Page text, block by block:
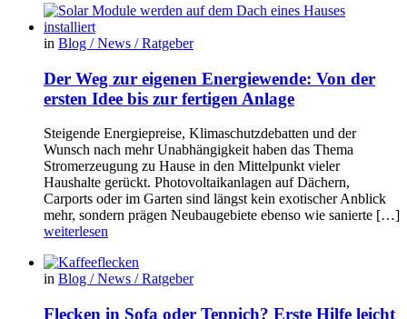
in Blog / News / Ratgeber
Der Weg zur eigenen Energiewende: Von der
ersten Idee bis zur fertigen Anlage
Steigende Energiepreise, Klimaschutzdebatten und der
Wunsch nach mehr Unabhängigkeit haben das Thema
Stromerzeugung zu Hause in den Mittelpunkt vieler
Haushalte gerückt. Photovoltaikanlagen auf Dächern,
Carports oder im Garten sind längst kein exotischer Anblick
mehr, sondern prägen Neubaugebiete ebenso wie sanierte […]
weiterlesen
in Blog / News / Ratgeber
Flecken in Sofa oder Teppich? Erste Hilfe leicht